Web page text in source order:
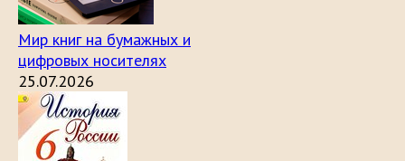
Мир книг на бумажных и
цифровых носителях
25.07.2026